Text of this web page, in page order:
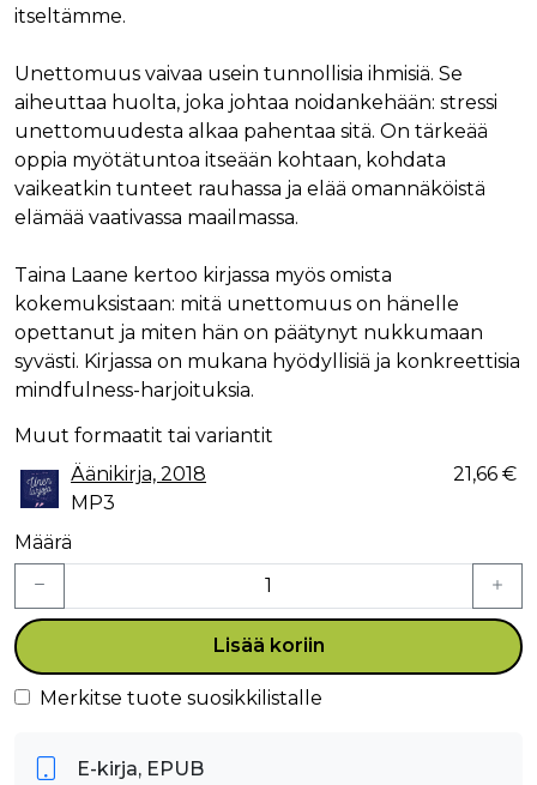
itseltämme.
Unettomuus vaivaa usein tunnollisia ihmisiä. Se
aiheuttaa huolta, joka johtaa noidankehään: stressi
unettomuudesta alkaa pahentaa sitä. On tärkeää
oppia myötätuntoa itseään kohtaan, kohdata
vaikeatkin tunteet rauhassa ja elää omannäköistä
elämää vaativassa maailmassa.
Taina Laane kertoo kirjassa myös omista
kokemuksistaan: mitä unettomuus on hänelle
opettanut ja miten hän on päätynyt nukkumaan
syvästi. Kirjassa on mukana hyödyllisiä ja konkreettisia
mindfulness-harjoituksia.
Muut formaatit tai variantit
Äänikirja, 2018
MP3
21,66 €
Määrä
Lisää koriin
Merkitse tuote suosikkilistalle
E-kirja, EPUB